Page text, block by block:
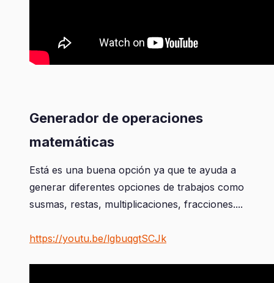
Generador de operaciones
matemáticas
Está es una buena opción ya que te ayuda a
generar diferentes opciones de trabajos como
susmas, restas, multiplicaciones, fracciones....
https://youtu.be/lgbuqgtSCJk